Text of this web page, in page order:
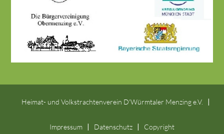
Heimat- und Volkstrachtenverein D'Würmtaler Menzing e.V.
Impressum Datenschutz Copyright